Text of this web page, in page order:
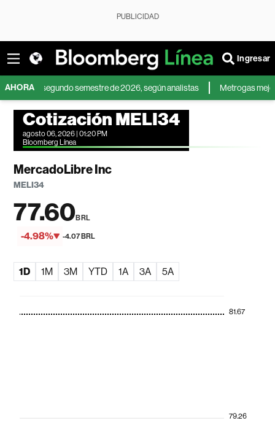
PUBLICIDAD
Ingresar
AHORA
el segundo semestre de 2026, según analistas Metrogas mejora su
Cotización MELI34
agosto 06, 2026 | 01:20 PM
Bloomberg Línea
MercadoLibre Inc
MELI34
77.60BRL
-4.98% -4.07 BRL
1D 1M 3M YTD 1A 3A 5A
79.26
81.67